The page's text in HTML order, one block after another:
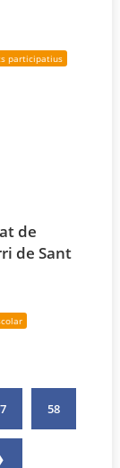
participatius
de
de Sant
58